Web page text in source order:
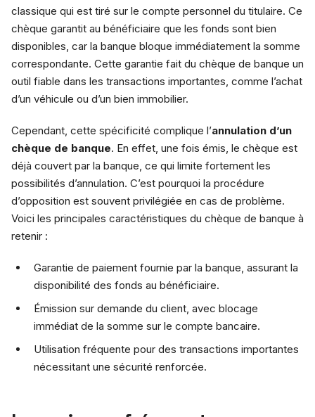
classique qui est tiré sur le compte personnel du titulaire. Ce
chèque garantit au bénéficiaire que les fonds sont bien
disponibles, car la banque bloque immédiatement la somme
correspondante. Cette garantie fait du chèque de banque un
outil fiable dans les transactions importantes, comme l’achat
d’un véhicule ou d’un bien immobilier.
Cependant, cette spécificité complique l’annulation d’un
chèque de banque. En effet, une fois émis, le chèque est
déjà couvert par la banque, ce qui limite fortement les
possibilités d’annulation. C’est pourquoi la procédure
d’opposition est souvent privilégiée en cas de problème.
Voici les principales caractéristiques du chèque de banque à
retenir :
Garantie de paiement fournie par la banque, assurant la
disponibilité des fonds au bénéficiaire.
Émission sur demande du client, avec blocage
immédiat de la somme sur le compte bancaire.
Utilisation fréquente pour des transactions importantes
nécessitant une sécurité renforcée.